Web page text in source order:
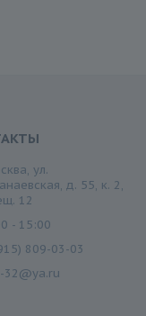
ул.
д. 55, к. 2,
12
- 15:00
809-03-03
32@ya.ru